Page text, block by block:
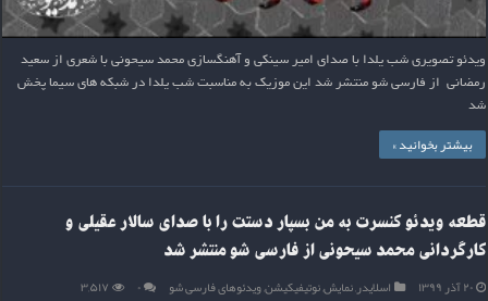
ویدئو تصویری شب یلدا با صدای امیر سینکی و آهنگسازی محمد سیحونی با شعری از سعید
رمضانی از فارسی شو منتشر شد این موزیک به مناسبت شب یلدا در شبکه های سیما پخش
شد
بیشتر بخوانید »
قطعه ویدئو کنسرت به من بسپار دستت را با صدای سالار عقیلی و
کارگردانی محمد سیحونی از فارسی شو منتشر شد
۲۰ آذر ۱۳۹۹ اسلایدر,نمایش,نوتیفیکیشن,ویدئوهای فارسی شو ۰ ۳,۵۱۷